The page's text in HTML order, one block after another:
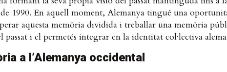
1990. En aquell moment, Alemanya tingué una
aquesta memòria dividida i treballar una memòria
passat i el permetés integrar en la identitat col·lectiva
a l’Alemanya occidental